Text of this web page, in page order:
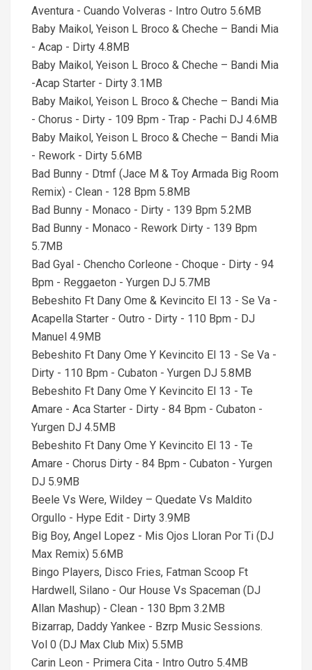
Aventura - Cuando Volveras - Intro Outro 5.6MB
Baby Maikol, Yeison L Broco & Cheche – Bandi Mia
- Acap - Dirty 4.8MB
Baby Maikol, Yeison L Broco & Cheche – Bandi Mia
-Acap Starter - Dirty 3.1MB
Baby Maikol, Yeison L Broco & Cheche – Bandi Mia
- Chorus - Dirty - 109 Bpm - Trap - Pachi DJ 4.6MB
Baby Maikol, Yeison L Broco & Cheche – Bandi Mia
- Rework - Dirty 5.6MB
Bad Bunny - Dtmf (Jace M & Toy Armada Big Room
Remix) - Clean - 128 Bpm 5.8MB
Bad Bunny - Monaco - Dirty - 139 Bpm 5.2MB
Bad Bunny - Monaco - Rework Dirty - 139 Bpm
5.7MB
Bad Gyal - Chencho Corleone - Choque - Dirty - 94
Bpm - Reggaeton - Yurgen DJ 5.7MB
Bebeshito Ft Dany Ome & Kevincito El 13 - Se Va -
Acapella Starter - Outro - Dirty - 110 Bpm - DJ
Manuel 4.9MB
Bebeshito Ft Dany Ome Y Kevincito El 13 - Se Va -
Dirty - 110 Bpm - Cubaton - Yurgen DJ 5.8MB
Bebeshito Ft Dany Ome Y Kevincito El 13 - Te
Amare - Aca Starter - Dirty - 84 Bpm - Cubaton -
Yurgen DJ 4.5MB
Bebeshito Ft Dany Ome Y Kevincito El 13 - Te
Amare - Chorus Dirty - 84 Bpm - Cubaton - Yurgen
DJ 5.9MB
Beele Vs Were, Wildey – Quedate Vs Maldito
Orgullo - Hype Edit - Dirty 3.9MB
Big Boy, Angel Lopez - Mis Ojos Lloran Por Ti (DJ
Max Remix) 5.6MB
Bingo Players, Disco Fries, Fatman Scoop Ft
Hardwell, Silano - Our House Vs Spaceman (DJ
Allan Mashup) - Clean - 130 Bpm 3.2MB
Bizarrap, Daddy Yankee - Bzrp Music Sessions.
Vol 0 (DJ Max Club Mix) 5.5MB
Carin Leon - Primera Cita - Intro Outro 5.4MB